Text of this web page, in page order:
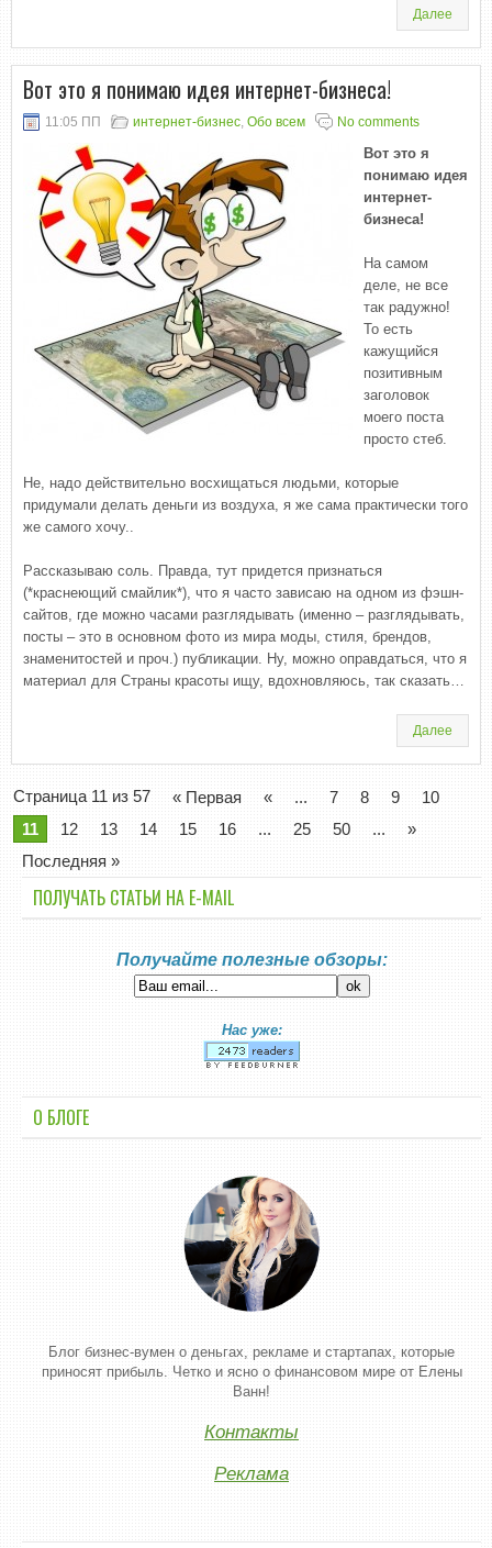
Далее
Вот это я понимаю идея интернет-бизнеса!
11:05 ПП интернет-бизнес, Обо всем No comments
Вот это я
понимаю идея
интернет-
бизнеса!
На самом
деле, не все
так радужно!
То есть
кажущийся
позитивным
заголовок
моего поста
просто стеб.
Не, надо действительно восхищаться людьми, которые
придумали делать деньги из воздуха, я же сама практически того
же самого хочу..
Рассказываю соль. Правда, тут придется признаться
(*краснеющий смайлик*), что я часто зависаю на одном из фэшн-
сайтов, где можно часами разглядывать (именно – разглядывать,
посты – это в основном фото из мира моды, стиля, брендов,
знаменитостей и проч.) публикации. Ну, можно оправдаться, что я
материал для Страны красоты ищу, вдохновляюсь, так сказать…
Далее
Страница 11 из 57 « Первая « ... 7 8 9
10
11
12 13 14 15 16 ... 25 50 ...
»
Последняя »
ПОЛУЧАТЬ СТАТЬИ НА E-MАIL
Получайте полезные обзоры:
Нас уже:
О БЛОГЕ
Блог бизнес-вумен о деньгах, рекламе и стартапах, которые
приносят прибыль. Четко и ясно о финансовом мире от Елены
Ванн!
Контакты
Реклама